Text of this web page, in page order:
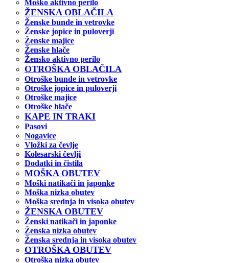
Moško aktivno perilo
ŽENSKA OBLAČILA
Ženske bunde in vetrovke
Ženske jopice in puloverji
Ženske majice
Ženske hlače
Žensko aktivno perilo
OTROŠKA OBLAČILA
Otroške bunde in vetrovke
Otroške jopice in puloverji
Otroške majice
Otroške hlače
KAPE IN TRAKI
Pasovi
Nogavice
Vložki za čevlje
Kolesarski čevlji
Dodatki in čistila
MOŠKA OBUTEV
Moški natikači in japonke
Moška nizka obutev
Moška srednja in visoka obutev
ŽENSKA OBUTEV
Ženski natikači in japonke
Ženska nizka obutev
Ženska srednja in visoka obutev
OTROŠKA OBUTEV
Otroška nizka obutev